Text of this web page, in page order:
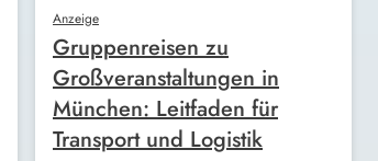
Anzeige
Gruppenreisen zu
Großveranstaltungen in
München: Leitfaden für
Transport und Logistik